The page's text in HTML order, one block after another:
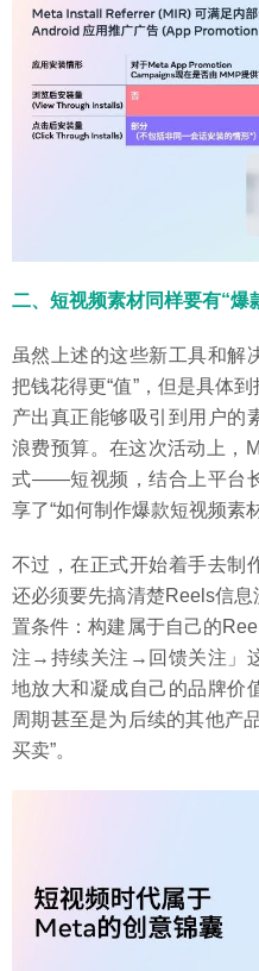
二、短视频素材同样要有“爆
虽然上述的这些新工具和解
把钱花得更“值”，但是具体
产出真正能够吸引到用户的
浪费预算。在这次活动上，
式——短视频，结合上平台
享了“如何制作爆款短视频素
不过，在正式开始着手去制
还必须要先搞清楚Reels信
置条件：构建属于自己的
注→持续关注→回馈关注」
地放大和凝成自己的品牌价
周期甚至是为后续的其他产
买卖”。